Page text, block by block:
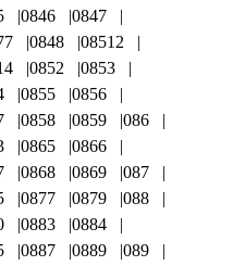
0846
0847
0848
08512
0852
0853
0855
0856
0858 0859
086
0865
0866
0868 0869
087
0877 0879
088
0883
0884
0887 0889
089